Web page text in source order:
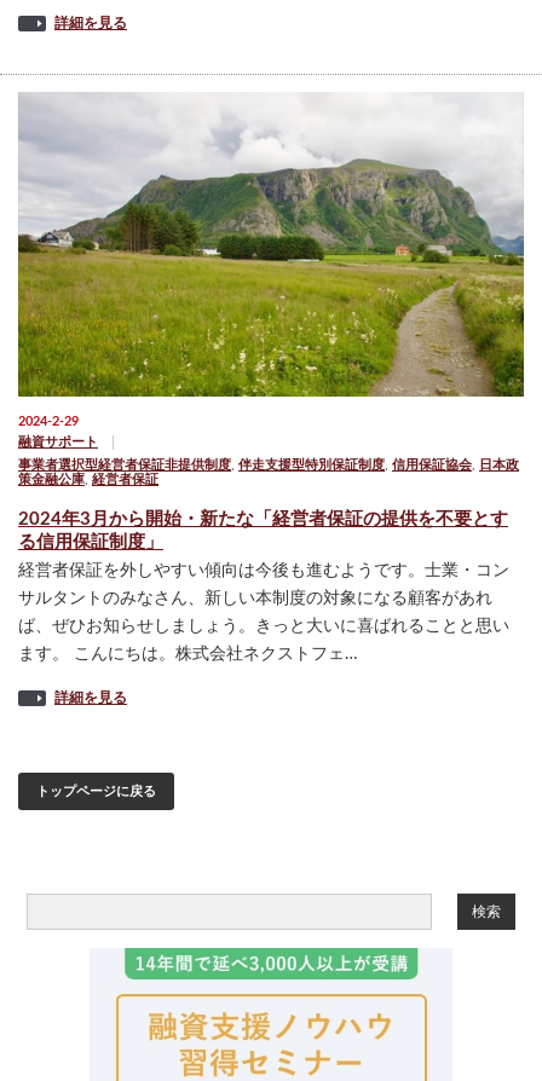
詳細を見る
2024-2-29
融資サポート
事業者選択型経営者保証非提供制度, 伴走支援型特別保証制度, 信用保証協会,
日本政
策金融公庫, 経営者保証
2024年3月から開始・新たな「経営者保証の提供を不要とす
る信用保証制度」
経営者保証を外しやすい傾向は今後も進むようです。士業・コン
サルタントのみなさん、新しい本制度の対象になる顧客があれ
ば、ぜひお知らせしましょう。きっと大いに喜ばれることと思い
ます。 こんにちは。株式会社ネクストフェ…
詳細を見る
トップページに戻る